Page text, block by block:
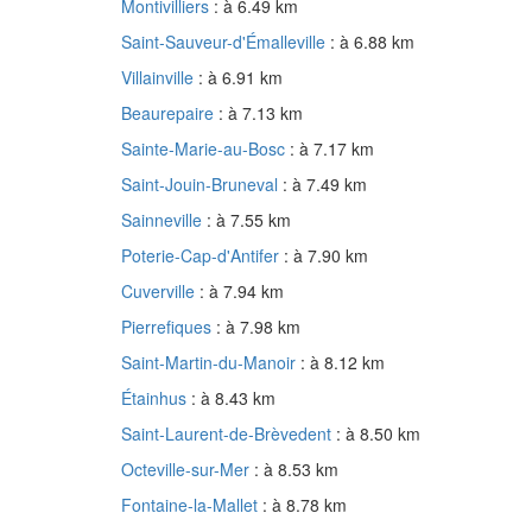
Montivilliers : à 6.49 km
Saint-Sauveur-d'Émalleville : à 6.88 km
Villainville : à 6.91 km
Beaurepaire : à 7.13 km
Sainte-Marie-au-Bosc : à 7.17 km
Saint-Jouin-Bruneval : à 7.49 km
Sainneville : à 7.55 km
Poterie-Cap-d'Antifer : à 7.90 km
Cuverville : à 7.94 km
Pierrefiques : à 7.98 km
Saint-Martin-du-Manoir : à 8.12 km
Étainhus : à 8.43 km
Saint-Laurent-de-Brèvedent : à 8.50 km
Octeville-sur-Mer : à 8.53 km
Fontaine-la-Mallet : à 8.78 km